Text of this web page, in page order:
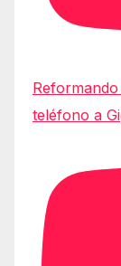
teléfono a